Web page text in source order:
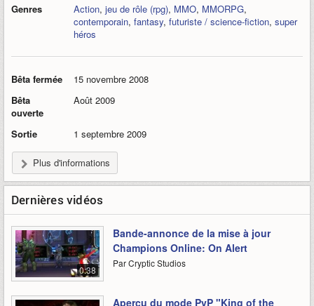
Genres
Action, jeu de rôle (rpg), MMO, MMORPG,
contemporain, fantasy, futuriste / science-fiction, super
héros
Bêta fermée
15 novembre 2008
Bêta
ouverte
Août 2009
Sortie 1 septembre 2009
Plus d'informations
Dernières vidéos
0:38
Bande-annonce de la mise à jour
Champions Online: On Alert
Par Cryptic Studios
Aperçu du mode PvP "King of the